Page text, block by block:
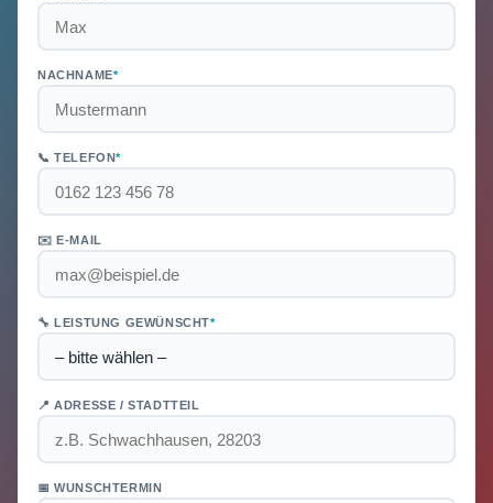
NACHNAME*
📞 TELEFON*
✉️ E-MAIL
🔧 LEISTUNG GEWÜNSCHT*
📍 ADRESSE / STADTTEIL
📅 WUNSCHTERMIN